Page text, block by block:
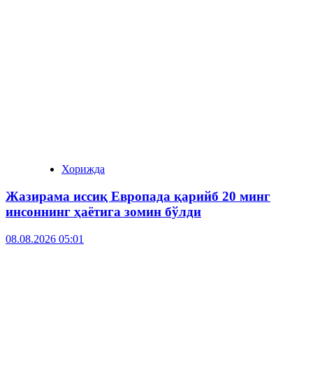
Хорижда
Жазирама иссиқ Европада қарийб 20 минг
инсоннинг ҳаётига зомин бўлди
08.08.2026 05:01